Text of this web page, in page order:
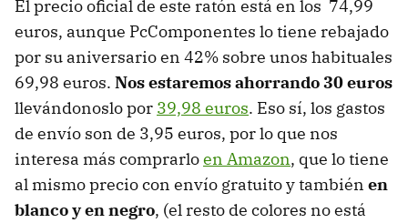
El precio oficial de este ratón está en los 74,99
euros, aunque PcComponentes lo tiene rebajado
por su aniversario en 42% sobre unos habituales
69,98 euros. Nos estaremos ahorrando 30 euros
llevándonoslo por 39,98 euros. Eso sí, los gastos
de envío son de 3,95 euros, por lo que nos
interesa más comprarloen Amazon, que lo tiene
al mismo precio con envío gratuito y también en
blanco y en negro, (el resto de colores no está